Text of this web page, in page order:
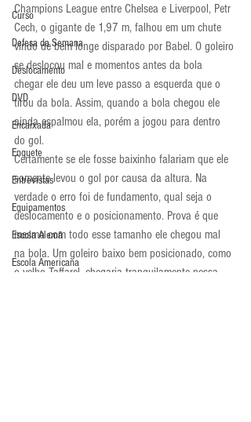
Curso
Defesa da Semana
Deslocamento
DVD
Encaixada
Enquete
Entrevistas
Equipamentos
Escola Alemã
Escola Americana
Champions League entre Chelsea e Liverpool, Petr
Cech, o gigante de 1,97 m, falhou em um chute
vindo de bem longe disparado por Babel. O goleiro
se deslocou mal e momentos antes da bola
chegar ele deu um leve passo a esquerda que o
tirou da bola. Assim, quando a bola chegou ele
ainda espalmou ela, porém a jogou para dentro
do gol.
Certamente se ele fosse baixinho falariam que ele
somente levou o gol por causa da altura. Na
verdade o erro foi de fundamento, qual seja o
deslocamento e o posicionamento. Prova é que
mesmo com todo esse tamanho ele chegou mal
na bola. Um goleiro baixo bem posicionado, como
o velho Taffarel, chegaria tranquilamente nessa